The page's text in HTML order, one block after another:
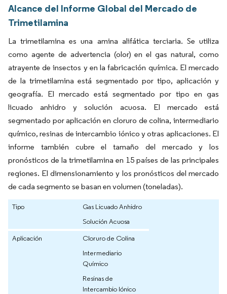
Alcance del Informe Global del Mercado de
Trimetilamina
La trimetilamina es una amina alifática terciaria. Se utiliza
como agente de advertencia (olor) en el gas natural, como
atrayente de insectos y en la fabricación química. El mercado
de la trimetilamina está segmentado por tipo, aplicación y
geografía. El mercado está segmentado por tipo en gas
licuado anhidro y solución acuosa. El mercado está
segmentado por aplicación en cloruro de colina, intermediario
químico, resinas de intercambio iónico y otras aplicaciones. El
informe también cubre el tamaño del mercado y los
pronósticos de la trimetilamina en 15 países de las principales
regiones. El dimensionamiento y los pronósticos del mercado
de cada segmento se basan en volumen (toneladas).
Tipo
Gas Licuado Anhidro
Solución Acuosa
Aplicación
Cloruro de Colina
Intermediario
Químico
Resinas de
Intercambio Iónico